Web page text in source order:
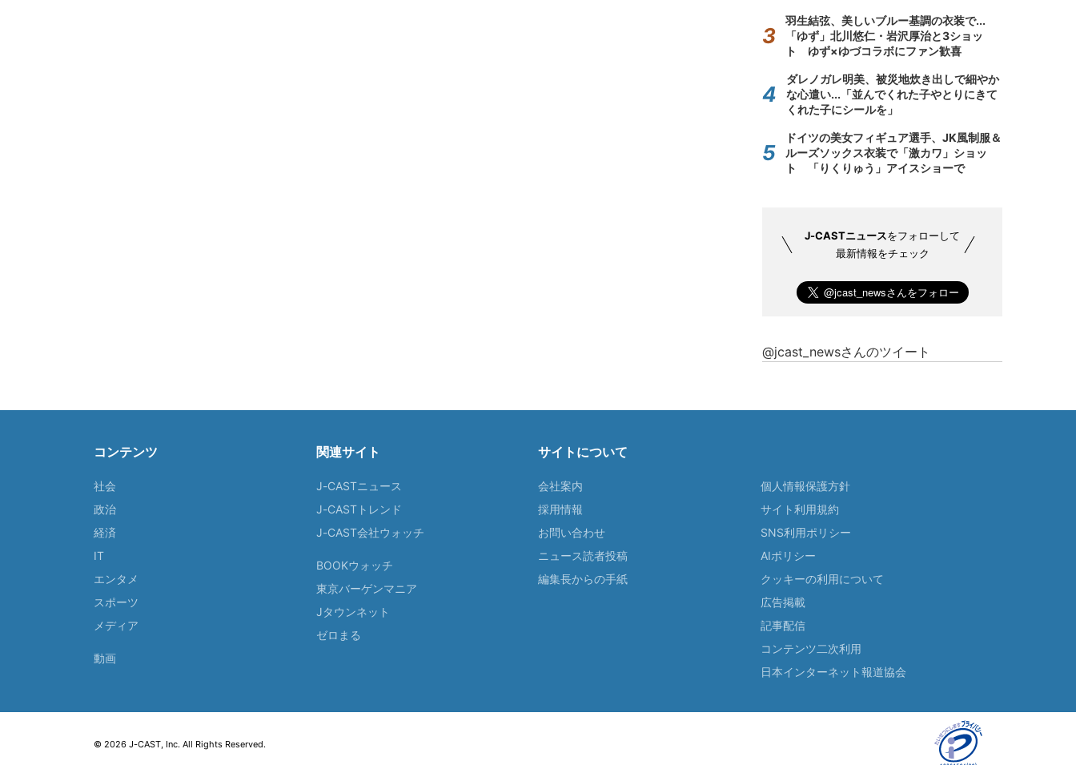
羽生結弦、美しいブルー基調の衣装で...
「ゆず」北川悠仁・岩沢厚治と3ショッ
ト ゆず×ゆづコラボにファン歓喜
ダレノガレ明美、被災地炊き出しで細やか
な心遣い...「並んでくれた子やとりにきて
くれた子にシールを」
ドイツの美女フィギュア選手、JK風制服＆
ルーズソックス衣装で「激カワ」ショッ
ト 「りくりゅう」アイスショーで
J-CASTニュースをフォローして
最新情報をチェック
@jcast_newsさんのツイート
コンテンツ
社会
政治
経済
IT
エンタメ
スポーツ
メディア
動画
関連サイト
J-CASTニュース
J-CASTトレンド
J-CAST会社ウォッチ
BOOKウォッチ
東京バーゲンマニア
Jタウンネット
ゼロまる
サイトについて
会社案内
採用情報
お問い合わせ
ニュース読者投稿
編集長からの手紙
個人情報保護方針
サイト利用規約
SNS利用ポリシー
AIポリシー
クッキーの利用について
広告掲載
記事配信
コンテンツ二次利用
日本インターネット報道協会
© 2026 J-CAST, Inc. All Rights Reserved.